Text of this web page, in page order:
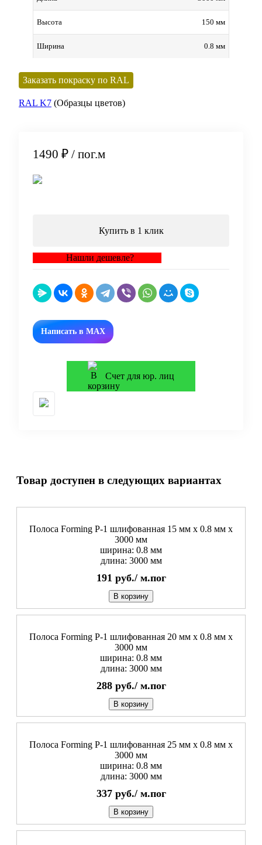
Высота 150 мм
Ширина 0.8 мм
Заказать покраску по RAL
RAL K7 (Образцы цветов)
1490 ₽ / пог.м
Купить в 1 клик
Нашли дешевле?
Написать в MAX
Счет для юр. лиц
Товар доступен в следующих вариантах
Полоса Forming P-1 шлифованная 15 мм x 0.8 мм х
3000 мм
ширина: 0.8 мм
длина: 3000 мм
191 руб./ м.пог
В корзину
Полоса Forming P-1 шлифованная 20 мм x 0.8 мм х
3000 мм
ширина: 0.8 мм
длина: 3000 мм
288 руб./ м.пог
В корзину
Полоса Forming P-1 шлифованная 25 мм x 0.8 мм х
3000 мм
ширина: 0.8 мм
длина: 3000 мм
337 руб./ м.пог
В корзину